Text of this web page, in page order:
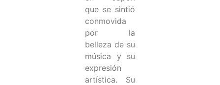
que se sintió
conmovida
por la
belleza de su
música y su
expresión
artística. Su